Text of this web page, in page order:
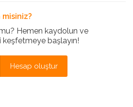
Hemen kaydolun ve
keşfetmeye başlayın!
Hesap oluştur